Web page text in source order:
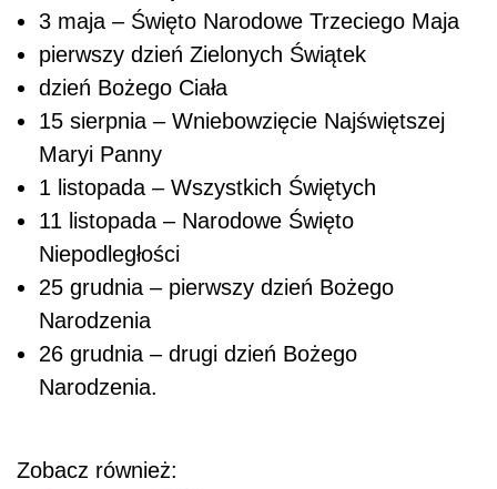
3 maja – Święto Narodowe Trzeciego Maja
pierwszy dzień Zielonych Świątek
dzień Bożego Ciała
15 sierpnia – Wniebowzięcie Najświętszej
Maryi Panny
1 listopada – Wszystkich Świętych
11 listopada – Narodowe Święto
Niepodległości
25 grudnia – pierwszy dzień Bożego
Narodzenia
26 grudnia – drugi dzień Bożego
Narodzenia.
Zobacz również: